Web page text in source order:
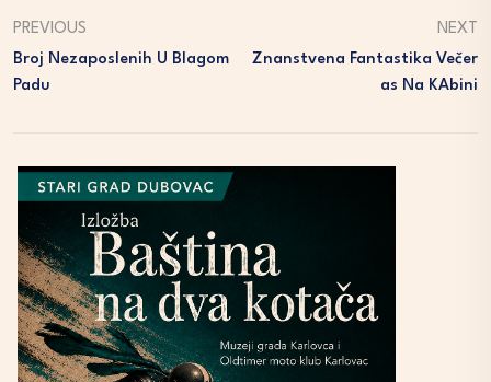
PREVIOUS
Broj Nezaposlenih U Blagom
Padu
NEXT
Znanstvena Fantastika Večer
As Na KAbini